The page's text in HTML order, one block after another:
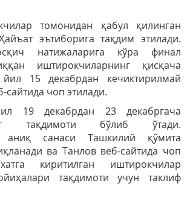
томонидан қабул қилинган
эътиборига тақдим этилади.
натижаларига кўра финал
иштирокчиларнинг қисқача
15 декабрдан кечиктирилмай
сайтида чоп этилади.
19 декабрдан 23 декабргача
тақдимоти бўлиб ўтади.
аниқ санаси Ташкилий қўмита
ва Танлов веб-сайтида чоп
киритилган иштирокчилар
тақдимоти учун таклиф